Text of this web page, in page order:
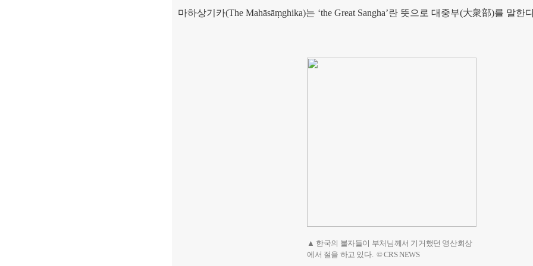
마하상기카(The Mahāsāṃghika)는 ‘the Great Sangha’란 뜻으로 대중부(大衆部)를 말한
▲ 한국의 불자들이 부처님께서 기거했던 영산회상
에서 절을 하고 있다. © CRS NEWS